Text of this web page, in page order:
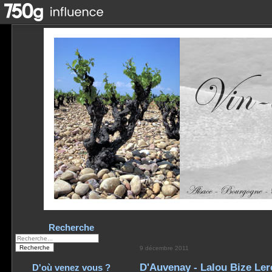
Recherche
D'où venez vous ?
9 décembre 2011
D'Auvenay - Lalou Bize